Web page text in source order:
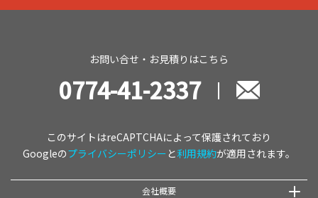
お問い合せ・お見積りはこちら
0774-41-2337
このサイトはreCAPTCHAによって保護されており
Googleのプライバシーポリシー と利用規約が適用されます。
会社概要